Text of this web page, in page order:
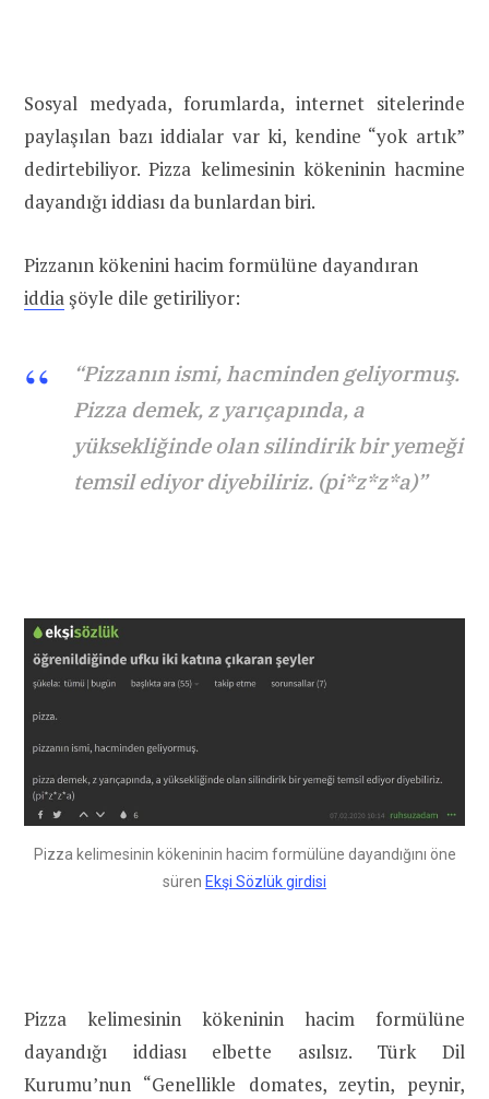
Sosyal medyada, forumlarda, internet sitelerinde
paylaşılan bazı iddialar var ki, kendine “yok artık”
dedirtebiliyor. Pizza kelimesinin kökeninin hacmine
dayandığı iddiası da bunlardan biri.
Pizzanın kökenini hacim formülüne dayandıran
iddiaşöyle dile getiriliyor:
“Pizzanın ismi, hacminden geliyormuş.
Pizza demek, z yarıçapında, a
yüksekliğinde olan silindirik bir yemeği
temsil ediyor diyebiliriz. (pi*z*z*a)”
Pizza kelimesinin kökeninin hacim formülüne dayandığını öne
süren Ekşi Sözlük girdisi
Pizza kelimesinin kökeninin hacim formülüne
dayandığı iddiası elbette asılsız. Türk Dil
Kurumu’nun “Genellikle domates, zeytin, peynir,